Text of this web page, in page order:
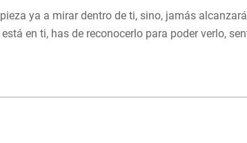
ya a mirar dentro de ti, sino, jamás
en ti, has de reconocerlo para poder verlo,